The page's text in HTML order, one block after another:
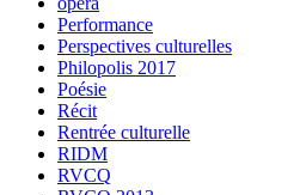
Performance
Perspectives culturelles
Philopolis 2017
Poésie
Récit
Rentrée culturelle
RIDM
RVCQ